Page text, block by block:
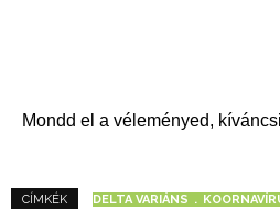
Mondd el a véleményed,
CÍMKÉK DELTA VARIÁNS